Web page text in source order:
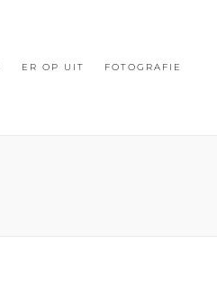
ER OP UIT FOTOGRAFIE